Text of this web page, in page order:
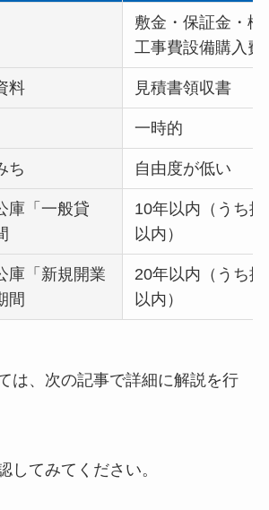
敷金・保証金・権
工事費設備購入費
料 見積書領収書
一時的
ち 自由度が低い
庫「一般貸
10年以内（うち
以内）
庫「新規開業
間
20年以内（うち
以内）
は、次の記事で詳細に解説を行
してみてください。